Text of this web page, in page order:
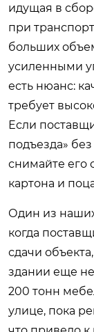
идущая в
при
больших
усиленными
есть нюанс:
требует
Если
подъезда»
снимайте его
картона и
Один из
когда
сдачи
здании еще
200 тонн
улице, пока